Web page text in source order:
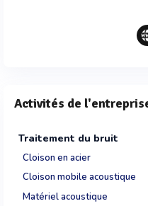
Activités de
Traitement du bruit
Cloison en acier
Cloison mobile acoustique
Matériel acoustique